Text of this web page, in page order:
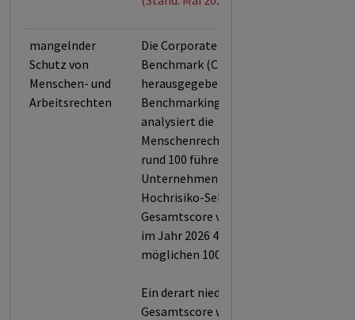
mangelnder
Schutz von
Menschen- und
Arbeitsrechten
Die Corporate Human Rights
Benchmark (CHRB,
herausgegeben von der World
Benchmarking Alliance)
analysiert die
Menschenrechtsstandards von
rund 100 führenden
Unternehmen aus fünf
Hochrisiko-Sektoren. Der
Gesamtscore von LVMH betrug
im Jahr 2026 46,1 von
möglichen 100 Punkten.
Ein derart niedriger
Gesamtscore weist auf